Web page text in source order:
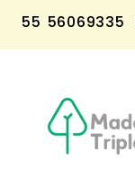
55 56069335